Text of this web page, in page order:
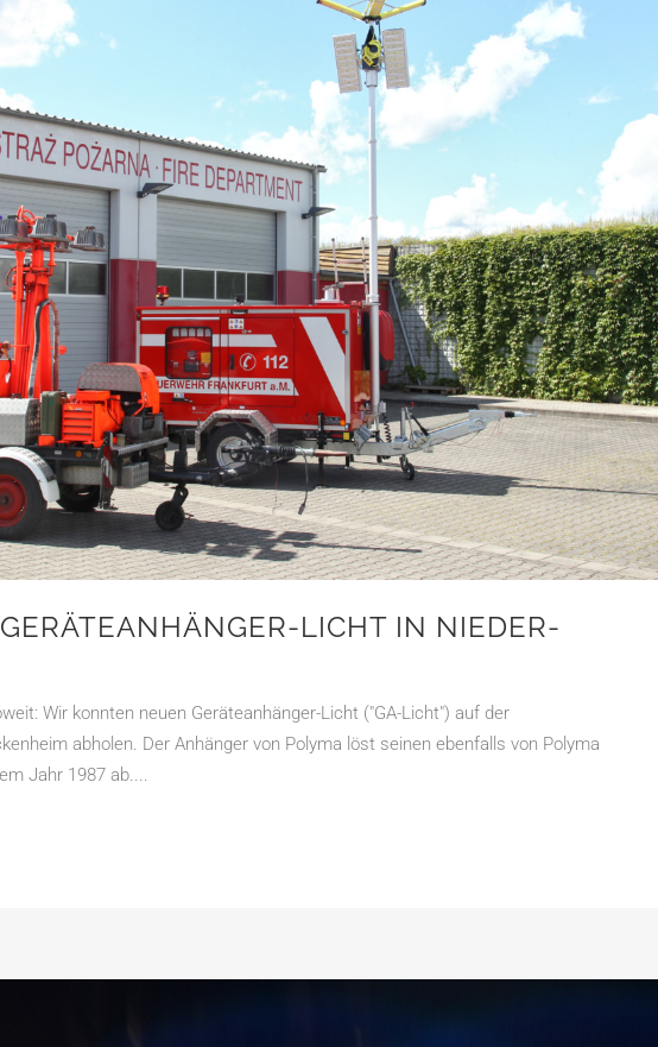
LICHT IN NIEDER-
Wir konnten neuen Geräteanhänger-Licht ("GA-Licht") auf der
abholen. Der Anhänger von Polyma löst seinen ebenfalls von Polyma
Jahr 1987 ab....